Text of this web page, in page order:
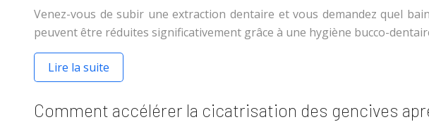
Venez-vous de subir une extraction dentaire et vous demandez quel
peuvent être réduites significativement grâce à une hygiène bucco-
Lire la suite
Comment accélérer la cicatrisation des gencives